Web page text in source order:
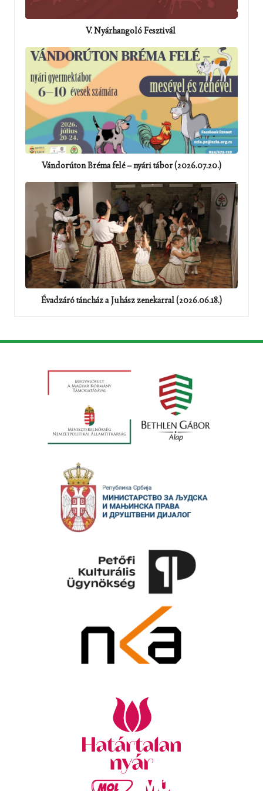
V. Nyárhangoló Fesztivál
Vándorúton Bréma felé – nyári tábor (2026.07.20.)
Évadzáró táncház a Juhász zenekarral (2026.06.18.)